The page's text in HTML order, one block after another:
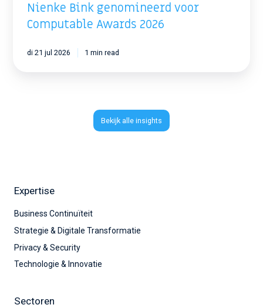
Nienke Bink genomineerd voor
Computable Awards 2026
di 21 jul 2026 1 min read
Bekijk alle insights
Expertise
Business Continuïteit
Strategie & Digitale Transformatie
Privacy & Security
Technologie & Innovatie
Sectoren